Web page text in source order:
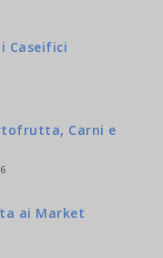
Caseifici
Carni e
ai Market